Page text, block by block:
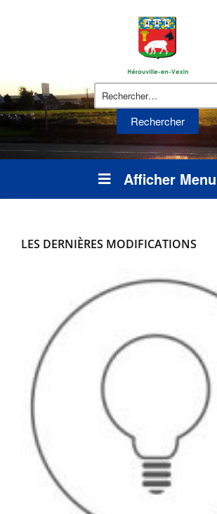
Rechercher :
Afficher Menu
LES DERNIÈRES MODIFICATIONS